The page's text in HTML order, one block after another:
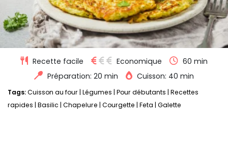
Recette facile Economique
60 min
Préparation: 20 min
Cuisson: 40 min
Tags:Cuisson au four Légumes Pour débutants Recettes
rapides Basilic Chapelure Courgette Feta Galette